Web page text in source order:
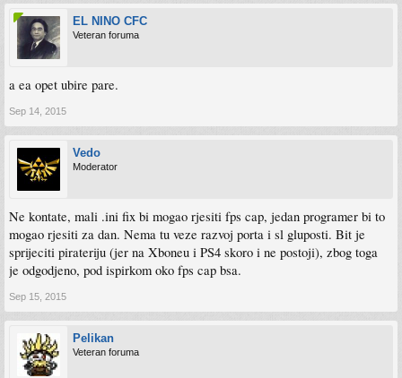
EL NINO CFC
Veteran foruma
a ea opet ubire pare.
Sep 14, 2015
Vedo
Moderator
Ne kontate, mali .ini fix bi mogao rjesiti fps cap, jedan programer bi to
mogao rjesiti za dan. Nema tu veze razvoj porta i sl gluposti. Bit je
sprijeciti pirateriju (jer na Xboneu i PS4 skoro i ne postoji), zbog toga
je odgodjeno, pod ispirkom oko fps cap bsa.
Sep 15, 2015
Pelikan
Veteran foruma